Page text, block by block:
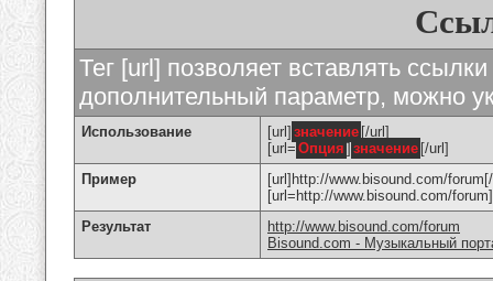
Тег [url] позволяет вставлять
дополнительный параметр, можно
Использование [url] значение [/url]
[url= Опция ] значение [/url]
Пример
[url]http://www.bisound.com/
[url=http://www.bisound.com/
Результат
http://www.bisound.com/forum
Bisound.com - Музыкальный